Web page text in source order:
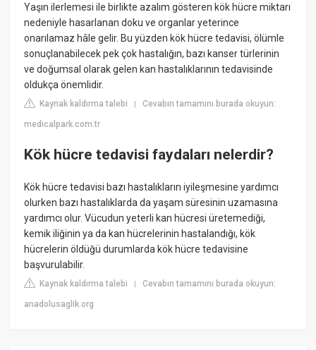
Yaşın ilerlemesi ile birlikte azalım gösteren kök hücre miktarı
nedeniyle hasarlanan doku ve organlar yeterince
onarılamaz hâle gelir. Bu yüzden kök hücre tedavisi, ölümle
sonuçlanabilecek pek çok hastalığın, bazı kanser türlerinin
ve doğumsal olarak gelen kan hastalıklarının tedavisinde
oldukça önemlidir.
Kaynak kaldırma talebi |Cevabın tamamını burada okuyun:
medicalpark.com.tr
Kök hücre tedavisi faydaları nelerdir?
Kök hücre tedavisi bazı hastalıkların iyileşmesine yardımcı
olurken bazı hastalıklarda da yaşam süresinin uzamasına
yardımcı olur. Vücudun yeterli kan hücresi üretemediği,
kemik iliğinin ya da kan hücrelerinin hastalandığı, kök
hücrelerin öldüğü durumlarda kök hücre tedavisine
başvurulabilir.
Kaynak kaldırma talebi |Cevabın tamamını burada okuyun:
anadolusaglik.org